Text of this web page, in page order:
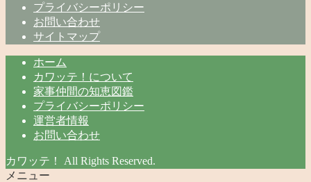
プライバシーポリシー
お問い合わせ
サイトマップ
ホーム
カワッテ！について
家事仲間の知恵図鑑
プライバシーポリシー
運営者情報
お問い合わせ
カワッテ！ All Rights Reserved.
メニュー